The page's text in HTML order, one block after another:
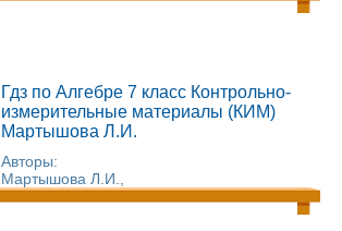
Гдз по Алгебре 7 класс Контрольно-
измерительные материалы (КИМ)
Мартышова Л.И.
Авторы:
Мартышова Л.И.,